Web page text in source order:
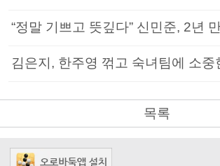
“정말 기쁘고 뜻깊다” 신민준, 2년
김은지, 한주영 꺾고 숙녀팀에 소중
목록